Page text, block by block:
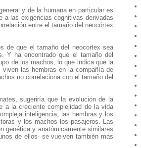
y de la humana en particular es
a las exigencias cognitivas derivadas
entre el tamaño del neocórtex
de que el tamaño del neocortex sea
Y ha encontrado que el tamaño del
de los machos, lo que indica que la
las hembras en la compañía de
no correlaciona con el tamaño del
sugeriría que la evolución de la
a la creciente complejidad de la vida
inteligencia, las hembras y los
y los machos los pasajeros. Las
genética y anatómicamente similares
de ellos- se vuelven también más